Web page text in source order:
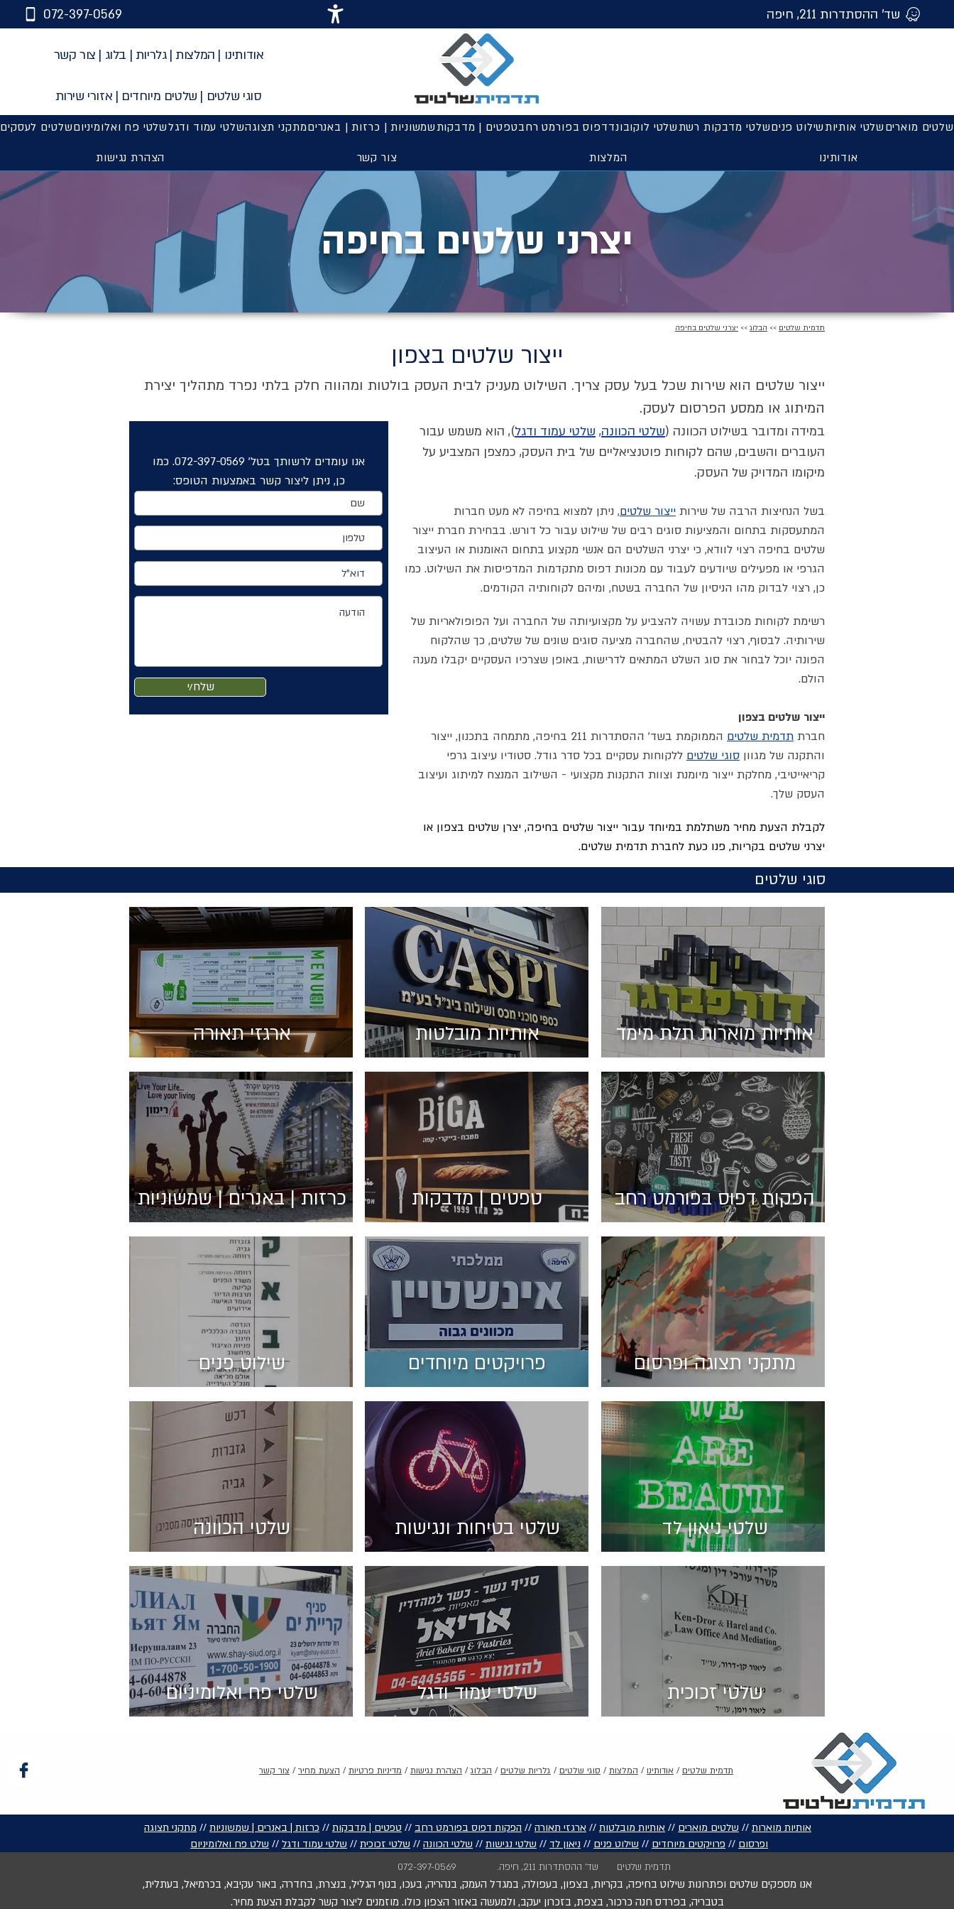
072-397-0569 שד' ההסתדרות 211, חיפה
אודותינו | המלצות|גלריות | בלוג | צור קשר
סוגי שלטים | שלטים מיוחדים | אזורי שירות
שלטים מוארים שלטי אותיותשילוט פניםשלטי מדבקות רשתשלטי לוקובונדדפוס בפורמט רחבטפטים | מדבקותשמשוניות | כרזות | באנריםמתקני תצוגהשלטי עמוד ודגלשלטי פח ואלומיניוםשלטים לעסקים
אודותינו המלצות צור קשר הצהרת נגישות
יצרני שלטים בחיפה
תדמית שלטים >> הבלוג >> יצרני שלטים בחיפה
ייצור שלטים בצפון
ייצור שלטים הוא שירות שכל בעל עסק צריך. השילוט מעניק לבית העסק בולטות ומהווה חלק בלתי נפרד מתהליך יצירת
המיתוג או ממסע הפרסום לעסק.
אנו עומדים לרשותך בטל' 072-397-0569. כמו
כן, ניתן ליצור קשר באמצעות הטופס:
שלח/י
במידה ומדובר בשילוט הכוונה (שלטי הכוונה, שלטי עמוד ודגל), הוא משמש עבור
העוברים והשבים, שהם לקוחות פוטנציאליים של בית העסק, כמצפן המצביע על
מיקומו המדויק של העסק.
בשל הנחיצות הרבה של שירות ייצור שלטים, ניתן למצוא בחיפה לא מעט חברות
המתעסקות בתחום והמציעות סוגים רבים של שילוט עבור כל דורש. בבחירת חברת ייצור
שלטים בחיפה רצוי לוודא, כי יצרני השלטים הם אנשי מקצוע בתחום האומנות או העיצוב
הגרפי או מפעילים שיודעים לעבוד עם מכונות דפוס מתקדמות המדפיסות את השילוט. כמו
כן, רצוי לבדוק מהו הניסיון של החברה בשטח, ומיהם לקוחותיה הקודמים.
רשימת לקוחות מכובדת עשויה להצביע על מקצועיותה של החברה ועל הפופולאריות של
שירותיה. לבסוף, רצוי להבטיח, שהחברה מציעה סוגים שונים של שלטים, כך שהלקוח
הפונה יוכל לבחור את סוג השלט המתאים לדרישות, באופן שצרכיו העסקיים יקבלו מענה
הולם.
ייצור שלטים בצפון
חברת תדמית שלטים
הממוקמת בשד' ההסתדרות 211 בחיפה, מתמחה בתכנון, ייצור
והתקנה של מגוון סוגי שלטים ללקוחות עסקיים בכל סדר גודל. סטודיו עיצוב גרפי
קריאייטיבי, מחלקת ייצור מיומנת וצוות התקנות מקצועי - השילוב המנצח למיתוג ועיצוב
העסק שלך.
לקבלת הצעת מחיר משתלמת במיוחד עבור ייצור שלטים בחיפה, יצרן שלטים בצפון או
יצרני שלטים בקריות, פנו כעת לחברת תדמית שלטים.
סוגי שלטים
ארגזי תאורה אותיות מובלטות אותיות מוארות תלת מימד
כרזות | באנרים | שמשוניות טפטים | מדבקות הפקות דפוס בפורמט רחב
שילוט פנים פרויקטים מיוחדים מתקני תצוגה ופרסום
שלטי הכוונה שלטי בטיחות ונגישות שלטי ניאון לד
שלטי פח ואלומיניום שלטי עמוד ודגל שלטי זכוכית
תדמית שלטים / אודותינו / המלצות / סוגי שלטים / גלריות שלטים / הבלוג/ הצהרת נגישות / מדיניות פרטיות / הצעת מחיר / צור קשר
אותיות מוארות // שלטים מוארים // אותיות מובלטות // ארגזי תאורה // הפקות דפוס בפורמט רחב // טפטים | מדבקות // כרזות | באנרים | שמשוניות // מתקני תצוגה
ופרסום // פרויקטים מיוחדים // שילוט פנים // ניאון לד // שלטי נגישות // שלטי הכוונה // שלטי זכוכית // שלטי עמוד ודגל // שלט פח ואלומיניום
072-397-0569 שד' ההסתדרות 211, חיפה. תדמית שלטים
אנו מספקים שלטים ופתרונות שילוט בחיפה, בקריות, בצפון, בעפולה, במגדל העמק, בנהריה, בעכו, בנוף הגליל, בנצרת, בחדרה, באור עקיבא, בכרמיאל, בעתלית,
בטבריה, בפרדס חנה כרכור, בצפת, בזכרון יעקב, ולמעשה באזור הצפון כולו. מוזמנים ליצור קשר לקבלת הצעת מחיר.